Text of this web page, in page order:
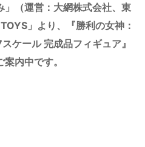
（運営：大網株式会社、東
」より、『勝利の女神：
ケール 完成品フィギュア』
内中です。